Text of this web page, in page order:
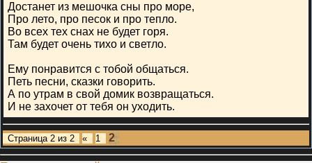
Достанет из мешочка сны про море,
Про лето, про песок и про тепло.
Во всех тех снах не будет горя.
Там будет очень тихо и светло.
Ему понравится с тобой общаться.
Петь песни, сказки говорить.
А по утрам в свой домик возвращаться.
И не захочет от тебя он уходить.
Страница 2 из 2 « 1 2